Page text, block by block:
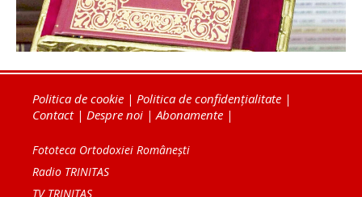
Politica de cookie | Politica de confidențialitate |
Contact| Despre noi | Abonamente |
Fototeca Ortodoxiei Românești
Radio TRINITAS
TV TRINITAS